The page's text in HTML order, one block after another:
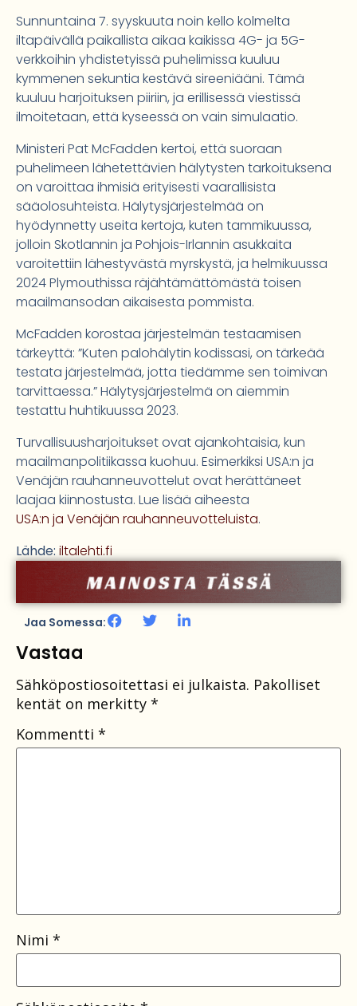
Sunnuntaina 7. syyskuuta noin kello kolmelta
iltapäivällä paikallista aikaa kaikissa 4G- ja 5G-
verkkoihin yhdistetyissä puhelimissa kuuluu
kymmenen sekuntia kestävä sireeniääni. Tämä
kuuluu harjoituksen piiriin, ja erillisessä viestissä
ilmoitetaan, että kyseessä on vain simulaatio.
Ministeri Pat McFadden kertoi, että suoraan
puhelimeen lähetettävien hälytysten tarkoituksena
on varoittaa ihmisiä erityisesti vaarallisista
sääolosuhteista. Hälytysjärjestelmää on
hyödynnetty useita kertoja, kuten tammikuussa,
jolloin Skotlannin ja Pohjois-Irlannin asukkaita
varoitettiin lähestyvästä myrskystä, ja helmikuussa
2024 Plymouthissa räjähtämättömästä toisen
maailmansodan aikaisesta pommista.
McFadden korostaa järjestelmän testaamisen
tärkeyttä: ”Kuten palohälytin kodissasi, on tärkeää
testata järjestelmää, jotta tiedämme sen toimivan
tarvittaessa.” Hälytysjärjestelmä on aiemmin
testattu huhtikuussa 2023.
Turvallisuusharjoitukset ovat ajankohtaisia, kun
maailmanpolitiikassa kuohuu. Esimerkiksi USA:n ja
Venäjän rauhanneuvottelut ovat herättäneet
laajaa kiinnostusta. Lue lisää aiheesta
USA:n ja Venäjän rauhanneuvotteluista.
Lähde: iltalehti.fi
Jaa Somessa:
Vastaa
Sähköpostiosoitettasi ei julkaista. Pakolliset
kentät on merkitty *
Kommentti *
Nimi *